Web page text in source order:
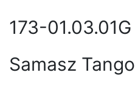
173-01.03.01G
Samasz Tango